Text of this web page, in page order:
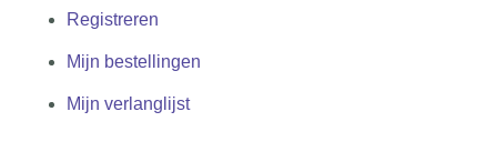
Registreren
Mijn bestellingen
Mijn verlanglijst